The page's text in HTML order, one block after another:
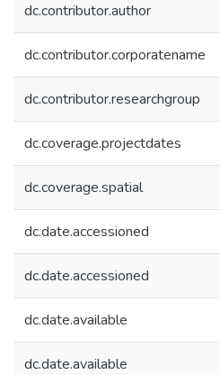
dc.contributor.author
dc.contributor.corporatename
dc.contributor.researchgroup
dc.coverage.projectdates
dc.coverage.spatial
dc.date.accessioned
dc.date.accessioned
dc.date.available
dc.date.available